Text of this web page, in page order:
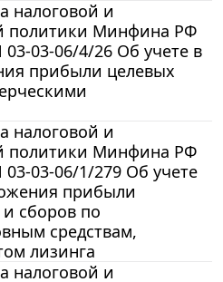
налоговой и
политики Минфина РФ
03-03-06/4/26 Об учете в
прибыли целевых
налоговой и
политики Минфина РФ
03-03-06/1/279 Об учете
прибыли
сборов по
средствам,
лизинга
налоговой и